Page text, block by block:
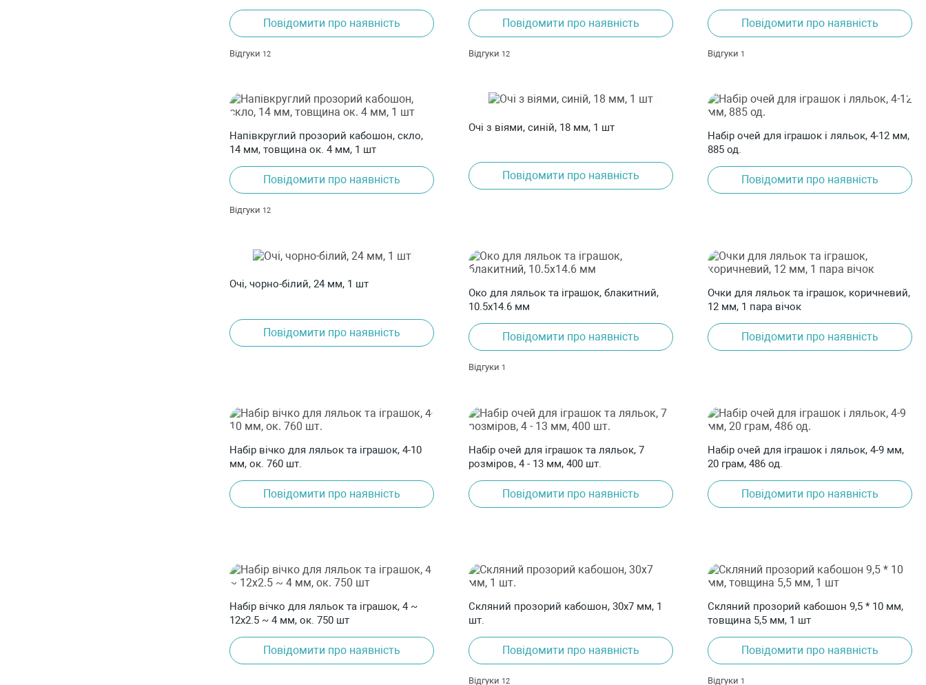
Повідомити про наявність
Відгуки 12
Повідомити про наявність
Відгуки 12
Повідомити про наявність
Відгуки 1
Напівкруглий прозорий кабошон, скло,
14 мм, товщина ок. 4 мм, 1 шт
Повідомити про наявність
Відгуки 12
Очі з віями, синій, 18 мм, 1 шт
Повідомити про наявність
Набір очей для іграшок і ляльок, 4-12 мм,
885 од.
Повідомити про наявність
Очі, чорно-білий, 24 мм, 1 шт
Повідомити про наявність
Око для ляльок та іграшок, блакитний,
10.5х14.6 мм
Повідомити про наявність
Відгуки 1
Очки для ляльок та іграшок, коричневий,
12 мм, 1 пара вічок
Повідомити про наявність
Набір вічко для ляльок та іграшок, 4-10
мм, ок. 760 шт.
Повідомити про наявність
Набір очей для іграшок та ляльок, 7
розміров, 4 - 13 мм, 400 шт.
Повідомити про наявність
Набір очей для іграшок і ляльок, 4-9 мм,
20 грам, 486 од.
Повідомити про наявність
Набір вічко для ляльок та іграшок, 4 ~
12x2.5 ~ 4 мм, ок. 750 шт
Повідомити про наявність
Скляний прозорий кабошон, 30х7 мм, 1
шт.
Повідомити про наявність
Відгуки 12
Скляний прозорий кабошон 9,5 * 10 мм,
товщина 5,5 мм, 1 шт
Повідомити про наявність
Відгуки 1